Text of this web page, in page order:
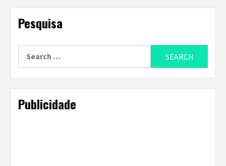
Pesquisa
Publicidade